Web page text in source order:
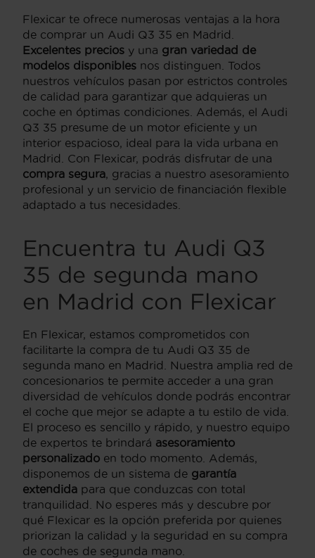
Flexicar te ofrece numerosas ventajas a la hora
de comprar un Audi Q3 35 en Madrid.
Excelentes precios y una gran variedad de
modelos disponibles nos distinguen. Todos
nuestros vehículos pasan por estrictos controles
de calidad para garantizar que adquieras un
coche en óptimas condiciones. Además, el Audi
Q3 35 presume de un motor eficiente y un
interior espacioso, ideal para la vida urbana en
Madrid. Con Flexicar, podrás disfrutar de una
compra segura , gracias a nuestro asesoramiento
profesional y un servicio de financiación flexible
adaptado a tus necesidades.
Encuentra tu Audi Q3
35 de segunda mano
en Madrid con Flexicar
En Flexicar, estamos comprometidos con
facilitarte la compra de tu Audi Q3 35 de
segunda mano en Madrid. Nuestra amplia red de
concesionarios te permite acceder a una gran
diversidad de vehículos donde podrás encontrar
el coche que mejor se adapte a tu estilo de vida.
El proceso es sencillo y rápido, y nuestro equipo
de expertos te brindará asesoramiento
personalizado en todo momento. Además,
disponemos de un sistema de garantía
extendida para que conduzcas con total
tranquilidad. No esperes más y descubre por
qué Flexicar es la opción preferida por quienes
priorizan la calidad y la seguridad en su compra
de coches de segunda mano.